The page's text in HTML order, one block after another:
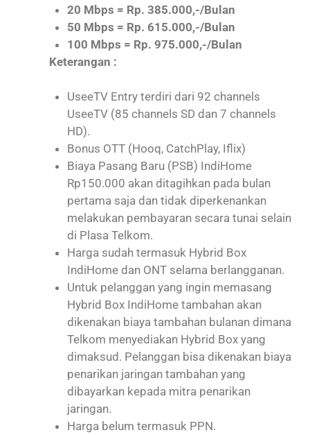
20 Mbps = Rp. 385.000,-/Bulan
50 Mbps = Rp. 615.000,-/Bulan
100 Mbps = Rp. 975.000,-/Bulan
Keterangan :
UseeTV Entry terdiri dari 92 channels
UseeTV (85 channels SD dan 7 channels
HD).
Bonus OTT (Hooq, CatchPlay, Iflix)
Biaya Pasang Baru (PSB) IndiHome
Rp150.000 akan ditagihkan pada bulan
pertama saja dan tidak diperkenankan
melakukan pembayaran secara tunai selain
di Plasa Telkom.
Harga sudah termasuk Hybrid Box
IndiHome dan ONT selama berlangganan.
Untuk pelanggan yang ingin memasang
Hybrid Box IndiHome tambahan akan
dikenakan biaya tambahan bulanan dimana
Telkom menyediakan Hybrid Box yang
dimaksud. Pelanggan bisa dikenakan biaya
penarikan jaringan tambahan yang
dibayarkan kepada mitra penarikan
jaringan.
Harga belum termasuk PPN.